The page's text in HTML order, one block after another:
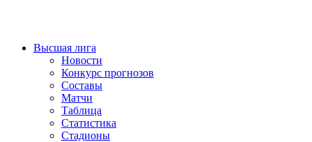
Высшая лига
Новости
Конкурс прогнозов
Составы
Матчи
Таблица
Статистика
Стадионы